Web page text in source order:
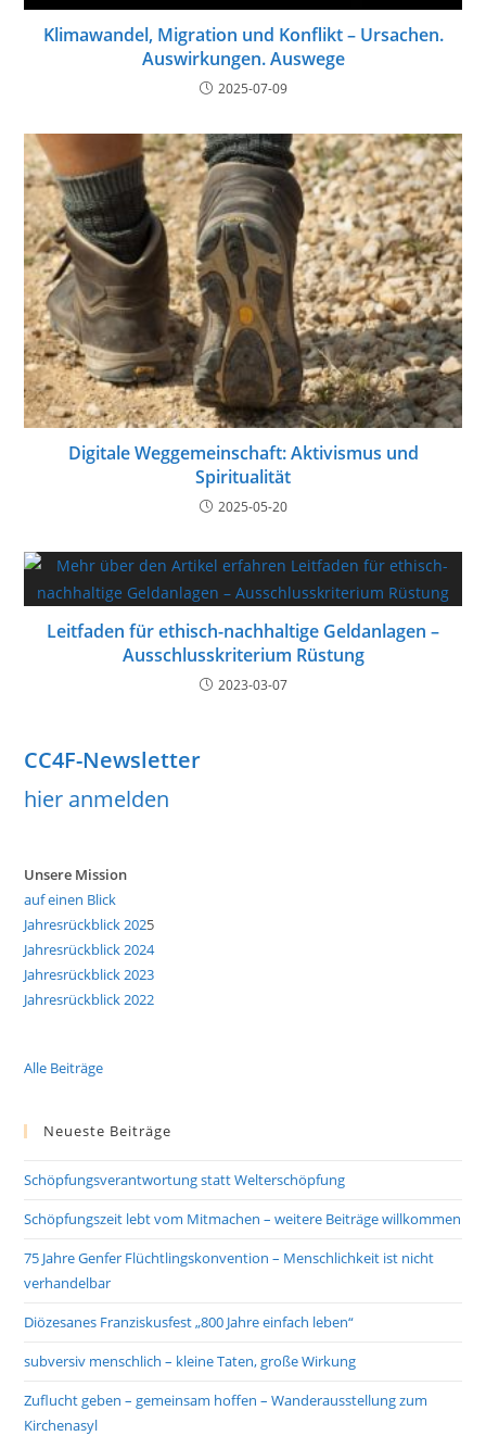
Klimawandel, Migration und Konflikt – Ursachen.
Auswirkungen. Auswege
2025-07-09
Digitale Weggemeinschaft: Aktivismus und
Spiritualität
2025-05-20
Leitfaden für ethisch-nachhaltige Geldanlagen –
Ausschlusskriterium Rüstung
2023-03-07
CC4F-Newsletter
hier anmelden
Unsere Mission
auf einen Blick
Jahresrückblick 2025
Jahresrückblick 2024
Jahresrückblick 2023
Jahresrückblick 2022
Alle Beiträge
Neueste Beiträge
Schöpfungsverantwortung statt Welterschöpfung
Schöpfungszeit lebt vom Mitmachen – weitere Beiträge willkommen
75 Jahre Genfer Flüchtlingskonvention – Menschlichkeit ist nicht
verhandelbar
Diözesanes Franziskusfest „800 Jahre einfach leben“
subversiv menschlich – kleine Taten, große Wirkung
Zuflucht geben – gemeinsam hoffen – Wanderausstellung zum
Kirchenasyl